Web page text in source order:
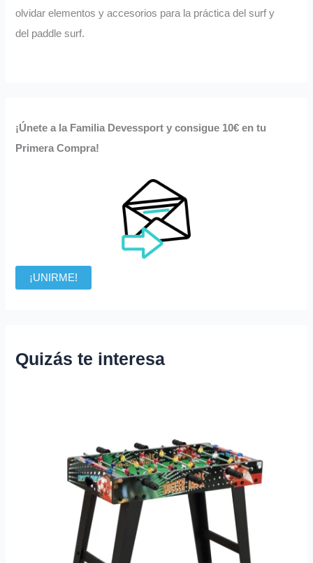
olvidar elementos y accesorios para la práctica del surf y
del paddle surf.
¡Únete a la Familia Devessport y consigue 10€ en tu
Primera Compra!
¡UNIRME!
Quizás te interesa